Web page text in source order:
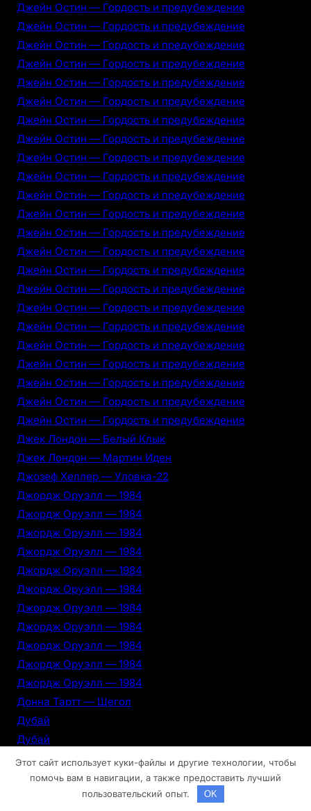
Джейн Остин — Гордость и предубеждение
Джейн Остин — Гордость и предубеждение
Джейн Остин — Гордость и предубеждение
Джейн Остин — Гордость и предубеждение
Джейн Остин — Гордость и предубеждение
Джейн Остин — Гордость и предубеждение
Джейн Остин — Гордость и предубеждение
Джейн Остин — Гордость и предубеждение
Джейн Остин — Гордость и предубеждение
Джейн Остин — Гордость и предубеждение
Джейн Остин — Гордость и предубеждение
Джейн Остин — Гордость и предубеждение
Джейн Остин — Гордость и предубеждение
Джейн Остин — Гордость и предубеждение
Джейн Остин — Гордость и предубеждение
Джейн Остин — Гордость и предубеждение
Джейн Остин — Гордость и предубеждение
Джейн Остин — Гордость и предубеждение
Джейн Остин — Гордость и предубеждение
Джейн Остин — Гордость и предубеждение
Джейн Остин — Гордость и предубеждение
Джейн Остин — Гордость и предубеждение
Джейн Остин — Гордость и предубеждение
Джек Лондон — Белый Клык
Джек Лондон — Мартин Иден
Джозеф Хеллер — Уловка-22
Джордж Оруэлл — 1984
Джордж Оруэлл — 1984
Джордж Оруэлл — 1984
Джордж Оруэлл — 1984
Джордж Оруэлл — 1984
Джордж Оруэлл — 1984
Джордж Оруэлл — 1984
Джордж Оруэлл — 1984
Джордж Оруэлл — 1984
Джордж Оруэлл — 1984
Джордж Оруэлл — 1984
Донна Тартт — Щегол
Дубай
Дубай
Дубай
Дубай
Этот сайт использует куки-файлы и другие технологии, чтобы
помочь вам в навигации, а также предоставить лучший
пользовательский опыт.
OK